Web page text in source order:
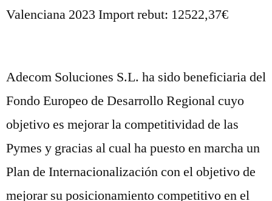
Valenciana 2023 Import rebut: 12522,37€
Adecom Soluciones S.L. ha sido beneficiaria del
Fondo Europeo de Desarrollo Regional cuyo
objetivo es mejorar la competitividad de las
Pymes y gracias al cual ha puesto en marcha un
Plan de Internacionalización con el objetivo de
mejorar su posicionamiento competitivo en el